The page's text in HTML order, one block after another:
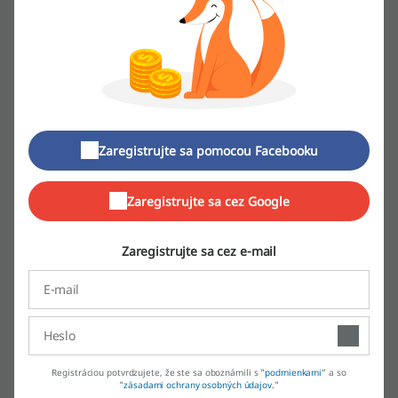
: Ponúkame hry, konzoly a príslušenstvo pre Xbox One a
: Hľadáte hry alebo konzoly Nintendo Switch? Máme ich
v ponuke vrátane príslušenstva a zberateľských amiibo
: Pre zberateľov máme širokú ponuku Funko POP
figúrok z rôznych filmových, herných a popkultúrnych svetov.
hernými motívmi.
Elektronika
: Ponúkame slúchadlá, reproduktory a iné audio
zariadenia, smart hodinky, tablety a mnoho ďalších elektronických
produktov na každodenné použitie aj hobby.
servisuposkytujeme odbornú pomoc s opravami a údržbou
vášho zariadenia. Okrem toho, v prípade, že si chcete zakúpený tovar
produktov. Informácie o vrátení tovaru a reklamačnom procese sú k
Pre najnovšie
stačí sledovať našu webovú stránku alebo sa prihlásiť k odberu
Ako vrátiť nákupy v PGS.sk?
Reklamácia tovaru
Zaregistrujte sa pomocou Facebooku
Zaregistrujte sa cez Google
Zaregistrujte sa cez e-mail
Registráciou potvrdzujete, že ste sa oboznámili s "podmienkami” a so
"zásadami ochrany osobných údajov."